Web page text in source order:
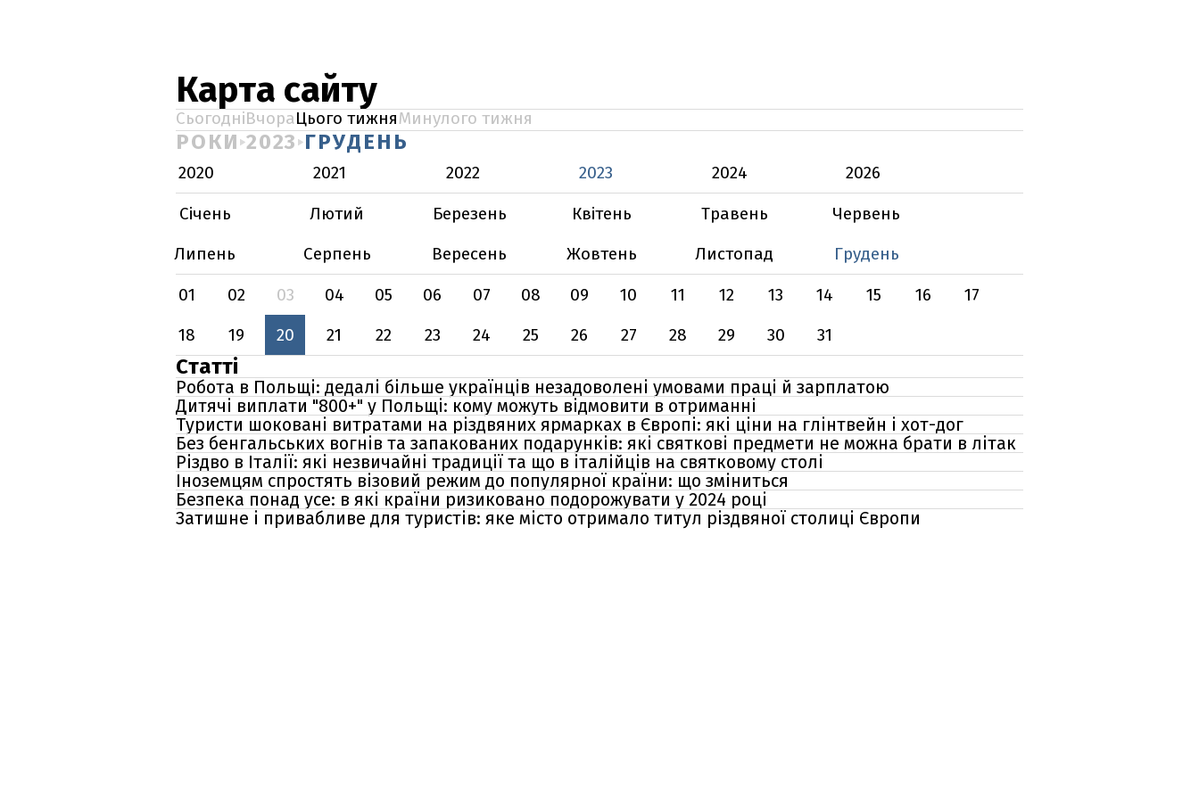
Карта сайту
СьогодніВчораЦього тижняМинулого тижня
РОКИ 2023 ГРУДЕНЬ
2020 2021 2022 2023 2024
2026
Січень
Лютий Березень Квітень Травень
Червень
Липень
Серпень Вересень Жовтень Листопад
Грудень
01
02 03 04 05 06 07 08 09 10 11 12 13 14 15 16
17
18
19 20 21 22 23 24 25 26 27 28 29 30 31
Статті
Робота в Польщі: дедалі більше українців незадоволені умовами праці й зарплатою
Дитячі виплати "‎800+" у Польщі: кому можуть відмовити в отриманні
Туристи шоковані витратами на різдвяних ярмарках в Європі: які ціни на глінтвейн і хот-дог
Без бенгальських вогнів та запакованих подарунків: які святкові предмети не можна брати в літак
Різдво в Італії: які незвичайні традиції та що в італійців на святковому столі
Іноземцям спростять візовий режим до популярної країни: що зміниться
Безпека понад усе: в які країни ризиковано подорожувати у 2024 році
Затишне і привабливе для туристів: яке місто отримало титул різдвяної столиці Європи